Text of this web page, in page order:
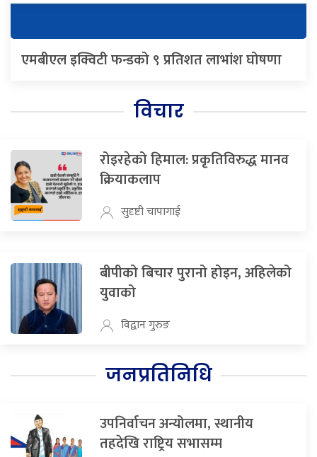
एमबीएल इक्विटी फन्डको ९ प्रतिशत लाभांश घोषणा
विचार
रोइरहेको हिमाल: प्रकृतिविरुद्ध मानव
क्रियाकलाप
सुदृष्टी चापागाई
बीपीको बिचार पुरानो होइन, अहिलेको
युवाको
विद्वान गुरुङ
जनप्रतिनिधि
उपनिर्वाचन अन्योलमा, स्थानीय
तहदेखि राष्ट्रिय सभासम्म